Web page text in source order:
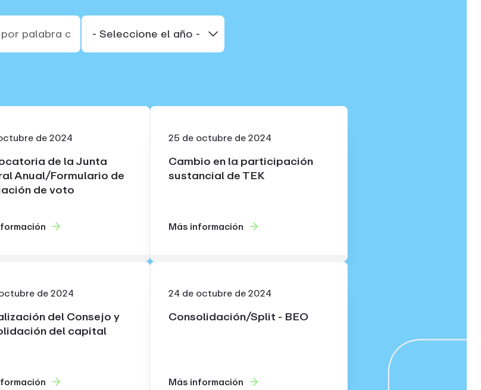
de 2024
de la Junta
Anual/Formulario de
de voto
25 de octubre de 2024
Cambio en la participación
sustancial de TEK
Más información
de 2024
del Consejo y
del capital
24 de octubre de 2024
Consolidación/Split - BEO
Más información